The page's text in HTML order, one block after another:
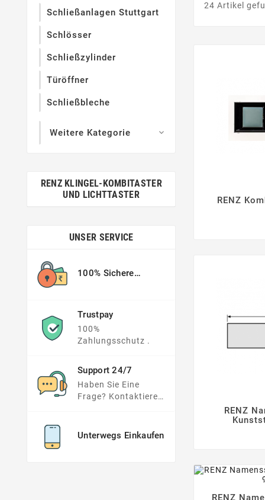
Schließanlagen Stuttgart
Schlösser
Schließzylinder
Türöffner
Schließbleche
Weitere Kategorie 
RENZ KLINGEL-KOMBITASTER
UND LICHTTASTER
UNSER SERVICE
100% Sichere
Trustpay
100%
Zahlungsschutz .
Support 24/7
Haben Sie Eine
Frage? Kontaktieren
Unterwegs Einkaufen
24 Artikel
RENZ

RENZ
RENZ